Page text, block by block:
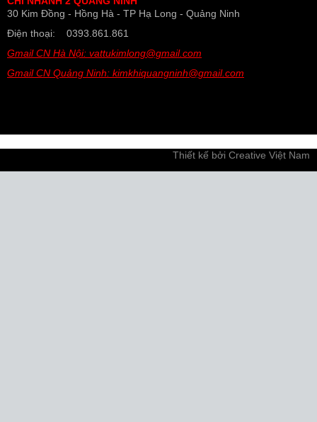
30 Kim Đồng - Hồng Hà - TP Hạ Long - Quảng Ninh
Điện thoại: 0393.861.861
Gmail CN Hà Nội: vattukimlong@gmail.com
Gmail CN Quảng Ninh: kimkhiquangninh@gmail.com
Thiết kế bởi Creative Việt Nam